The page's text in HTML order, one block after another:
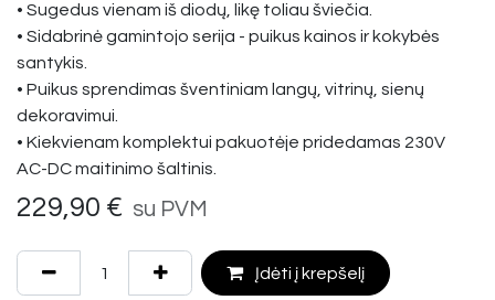
• Sugedus vienam iš diodų, likę toliau šviečia.
• Sidabrinė gamintojo serija - puikus kainos ir kokybės
santykis.
• Puikus sprendimas šventiniam langų, vitrinų, sienų
dekoravimui.
• Kiekvienam komplektui pakuotėje pridedamas 230V
AC-DC maitinimo šaltinis.
229,90 € su PVM
Įdėti į krepšelį